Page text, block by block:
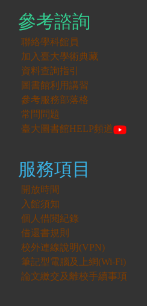
參考諮詢
聯絡學科館員
加入臺大學術典藏
資料查詢指引
圖書館利用講習
參考服務部落格
常問問題
臺大圖書館HELP頻道
服務項目
開放時間
入館須知
個人借閱紀錄
借還書規則
校外連線說明(VPN)
筆記型電腦及上網(Wi-Fi)
論文繳交及離校手續事項